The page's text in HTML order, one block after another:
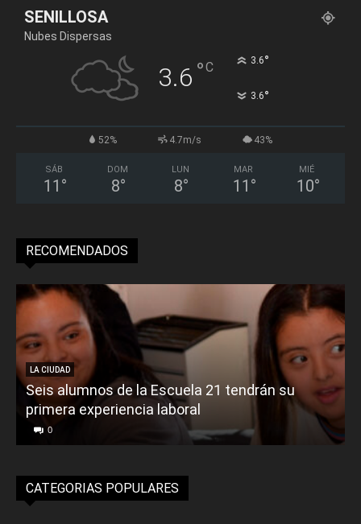
SENILLOSA
Nubes Dispersas
3.6 °C 3.6°
3.6°
52% 4.7m/s 43%
SÁB
11 °
DOM
8°
LUN
8°
MAR
11 °
MIÉ
10°
RECOMENDADOS
LA CIUDAD
Seis alumnos de la Escuela 21 tendrán su
primera experiencia laboral
0
CATEGORIAS POPULARES